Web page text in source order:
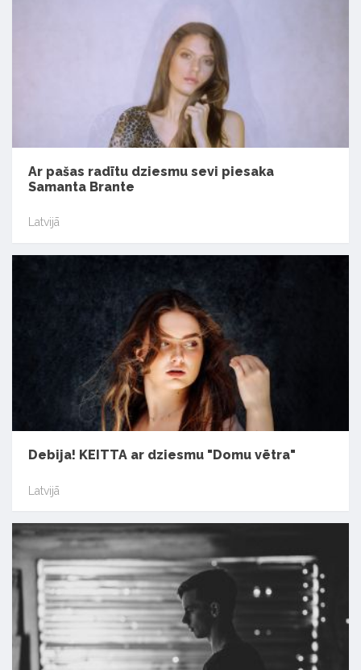
Ar pašas radītu dziesmu sevi piesaka
Samanta Brante
Latvijā
Debija! KEITTA ar dziesmu "Domu vētra"
Latvijā